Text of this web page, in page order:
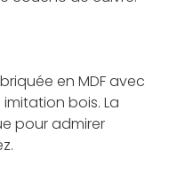
en MDF avec
bois. La
pour admirer